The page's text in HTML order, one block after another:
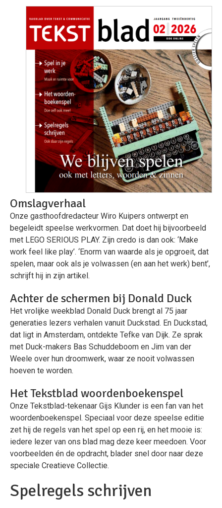
Omslagverhaal
Onze gasthoofdredacteur Wiro Kuipers ontwerpt en
begeleidt speelse werkvormen. Dat doet hij bijvoorbeeld
met LEGO SERIOUS PLAY. Zijn credo is dan ook: ‘Make
work feel like play’. ‘Enorm van waarde als je opgroeit, dat
spelen, maar ook als je volwassen (en aan het werk) bent’,
schrijft hij in zijn artikel.
Achter de schermen bij Donald Duck
Het vrolijke weekblad Donald Duck brengt al 75 jaar
generaties lezers verhalen vanuit Duckstad. En Duckstad,
dat ligt in Amsterdam, ontdekte Tefke van Dijk. Ze sprak
met Duck-makers Bas Schuddeboom en Jim van der
Weele over hun droomwerk, waar ze nooit volwassen
hoeven te worden.
Het Tekstblad woordenboekenspel
Onze Tekstblad-tekenaar Gijs Klunder is een fan van het
woordenboekenspel. Speciaal voor deze speelse editie
zet hij de regels van het spel op een rij, en het mooie is:
iedere lezer van ons blad mag deze keer meedoen. Voor
voorbeelden én de opdracht, blader snel door naar deze
speciale Creatieve Collectie.
Spelregels schrijven